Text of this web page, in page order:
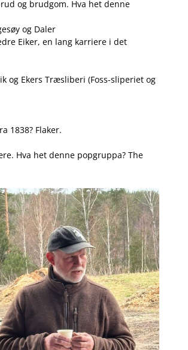
og brudgom. Hva het denne
og Daler
Eiker, en lang karriere i det
og Ekers Træsliberi (Foss-sliperiet og
1838? Flaker.
Hva het denne popgruppa? The